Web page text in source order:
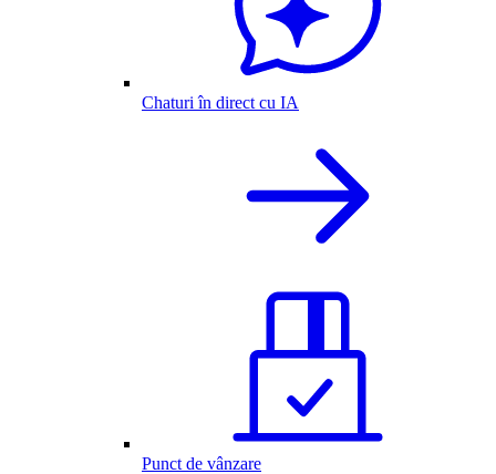
Chaturi în direct cu IA
Punct de vânzare